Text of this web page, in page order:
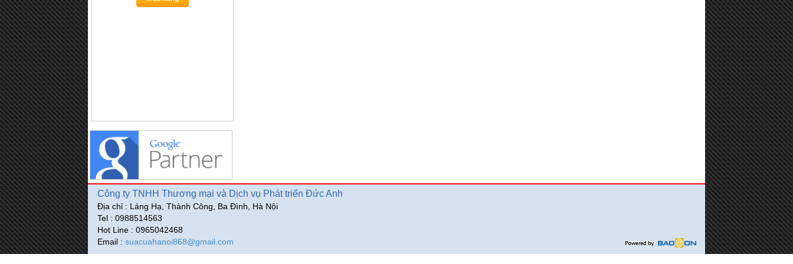
Mua hàng
Công ty TNHH Thương mại và Dịch vụ Phát triển Đức Anh
Địa chỉ : Láng Hạ, Thành Công, Ba Đình, Hà Nội
Tel : 0988514563
Hot Line : 0965042468
Email : suacuahanoi868@gmail.com